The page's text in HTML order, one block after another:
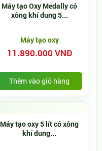
Máy tạo Oxy Medally có
xông khí dung 5...
Máy tạo oxy
11.890.000 VNĐ
Thêm vào giỏ hàng
Máy tạo oxy 5 lít có xông
khí dung...